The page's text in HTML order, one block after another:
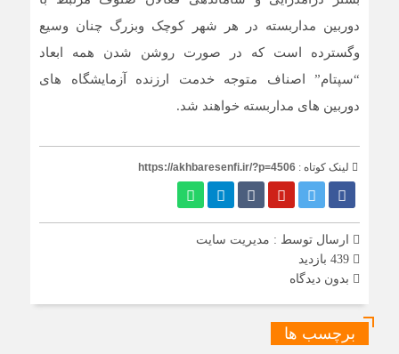
دوربین مداربسته در هر شهر کوچک وبزرگ چنان وسیع
وگسترده است که در صورت روشن شدن همه ابعاد
“سپتام” اصناف متوجه خدمت ارزنده آزمایشگاه های
دوربین های مداربسته خواهند شد.
لینک کوتاه : https://akhbaresenfi.ir/?p=4506
ارسال توسط : مدیریت سایت
بدون دیدگاه
برچسب ها